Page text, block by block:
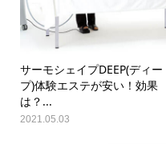
サーモシェイプDEEP(ディー
プ)体験エステが安い！効果
は？...
2021.05.03